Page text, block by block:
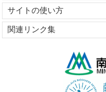
サイトの使い方
関連リンク集